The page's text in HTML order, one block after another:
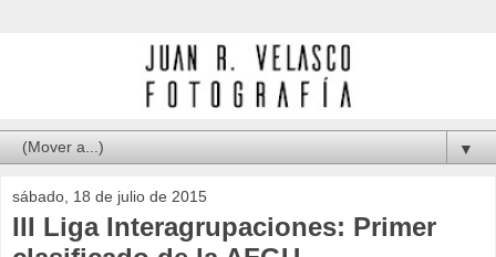
▼
sábado, 18 de julio de 2015
III Liga Interagrupaciones: Primer